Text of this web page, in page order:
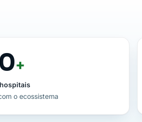
+
o ecossistema